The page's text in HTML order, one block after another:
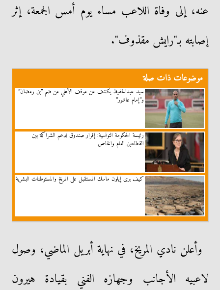
عنه، إلى وفاة اللاعب مساء يوم أمس الجمعة، إثر
إصابته بـ"رايش مقذوف".
موضوعات ذات صلة
سيد عبدالحفيظ يكشف عن موقف الأهلي من ضم ”بن رمضان”
و”إمام عاشور”
رئيسة الحكومة التونسية: إقرار صندوق لدعم الشراكة بين
القطاعين العام والخاص
كيف يرى إيلون ماسك المستقبل على المريخ والمستوطنات البشرية
وأعلن نادي المريخ، في نهاية أبريل الماضي، وصول
لاعبيه الأجانب وجهازه الفني بقيادة هيرون